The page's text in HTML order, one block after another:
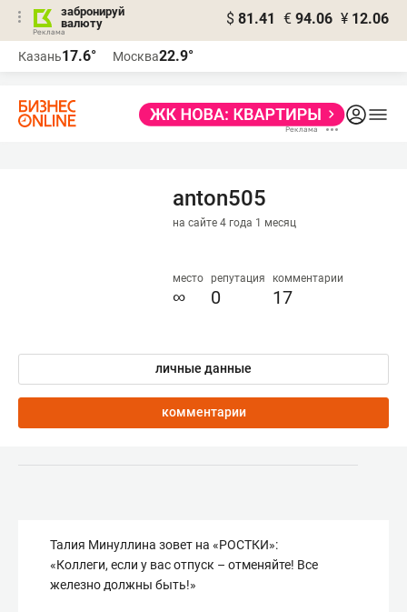
забронируй
валюту
$ 81.41 € 94.06 ¥ 12.06
Казань17.6° Москва22.9°
anton505
на сайте 4 года 1 месяц
место
∞
репутация
0
комментарии
17
личные данные
комментарии
Талия Минуллина зовет на «РОСТКИ»:
«Коллеги, если у вас отпуск – отменяйте! Все
железно должны быть!»